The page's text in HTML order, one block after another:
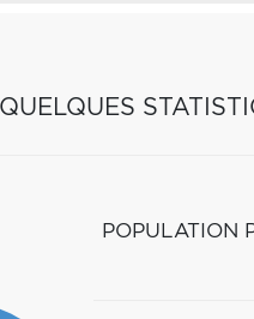
POPULATION